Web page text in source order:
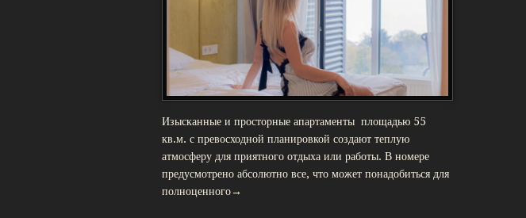
Изысканные и просторные апартаменты площадью 55
кв.м. с превосходной планировкой создают теплую
атмосферу для приятного отдыха или работы. В номере
предусмотрено абсолютно все, что может понадобиться для
полноценного→